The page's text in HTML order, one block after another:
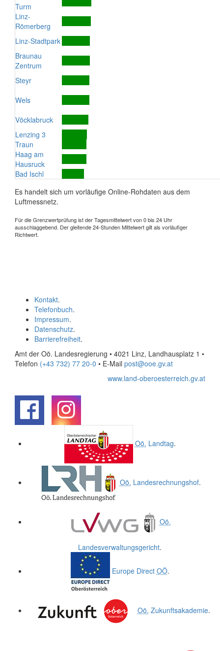
Turm
Linz-
Römerberg
Linz-Stadtpark
Braunau
Zentrum
Steyr
Wels
Vöcklabruck
Lenzing 3
Traun
Haag am
Hausruck
Bad Ischl
Es handelt sich um vorläufige Online-Rohdaten aus dem
Luftmessnetz.
Für die Grenzwertprüfung ist der Tagesmittelwert von 0 bis 24 Uhr
ausschlaggebend. Der gleitende 24-Stunden Mittelwert gilt als vorläufiger
Richtwert.
Kontakt.
Telefonbuch.
Impressum.
Datenschutz.
Barrierefreiheit.
Amt der Oö. Landesregierung • 4021 Linz, Landhausplatz 1 •
Telefon (+43 732) 77 20-0 • E-Mail post@ooe.gv.at
www.land-oberoesterreich.gv.at
Oö. Landtag.
Oö. Landesrechnungshof.
Oö.
Landesverwaltungsgericht.
Europe Direct OÖ.
Oö. Zukunftsakademie.